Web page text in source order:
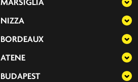
MARSIGLIA
NIZZA
BORDEAUX
ATENE
BUDAPEST